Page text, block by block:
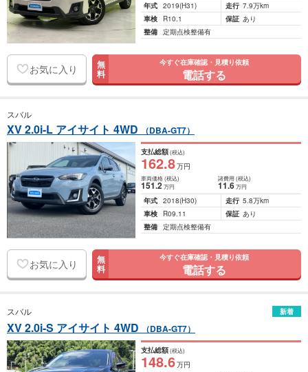
年式 2019(H31) 走行 7.9万km
車検
R10.1 保証 あり
整備 定期点検整備有
お気に入り 無
料
今すぐ在庫確認・見積り依頼
電話する
スバル
XV 2.0i-L アイサイト 4WD （DBA-GT7）
支払総額(税込)
162.8万円
車両価格(税込)
151.2万円
諸費用 (税込)
11.6 万円
年式 2018(H30) 走行 5.8万km
車検
R09.11 保証 あり
整備 定期点検整備有
お気に入り 無
料
今すぐ在庫確認・見積り依頼
電話する
スバル 新着
XV 2.0i-S アイサイト 4WD （DBA-GT7）
支払総額(税込)
148.6万円